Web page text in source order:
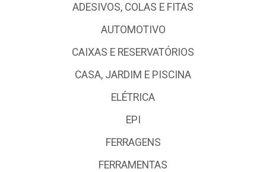
ADESIVOS, COLAS E FITAS
AUTOMOTIVO
CAIXAS E RESERVATÓRIOS
CASA, JARDIM E PISCINA
ELÉTRICA
EPI
FERRAGENS
FERRAMENTAS